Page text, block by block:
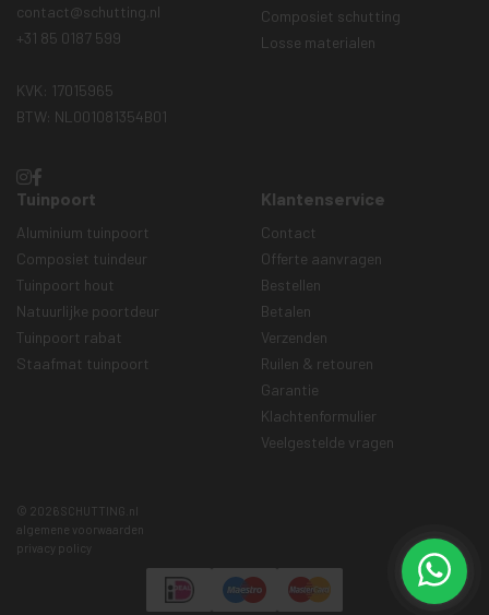
contact@schutting.nl
+31 85 0187 599
KVK: 17015965
BTW: NL001081354B01
Composiet schutting
Losse materialen
Tuinpoort
Aluminium tuinpoort
Composiet tuindeur
Tuinpoort hout
Natuurlijke poortdeur
Tuinpoort rabat
Staafmat tuinpoort
Klantenservice
Contact
Offerte aanvragen
Bestellen
Betalen
Verzenden
Ruilen & retouren
Garantie
Klachtenformulier
Veelgestelde vragen
© 2026 SCHUTTING.nl
algemene voorwaarden
privacy policy